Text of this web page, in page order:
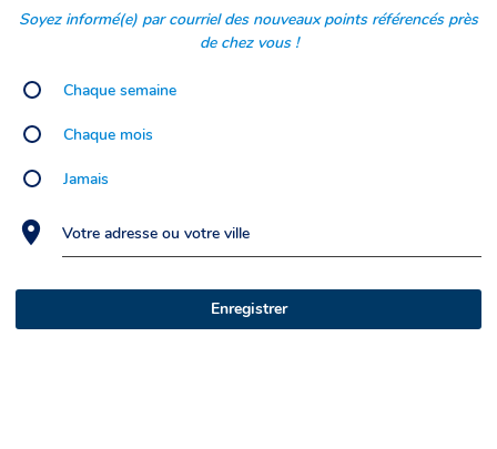
Soyez informé(e) par courriel des nouveaux points référencés près
de chez vous !
Chaque semaine
Chaque mois
Jamais
Votre adresse ou votre ville